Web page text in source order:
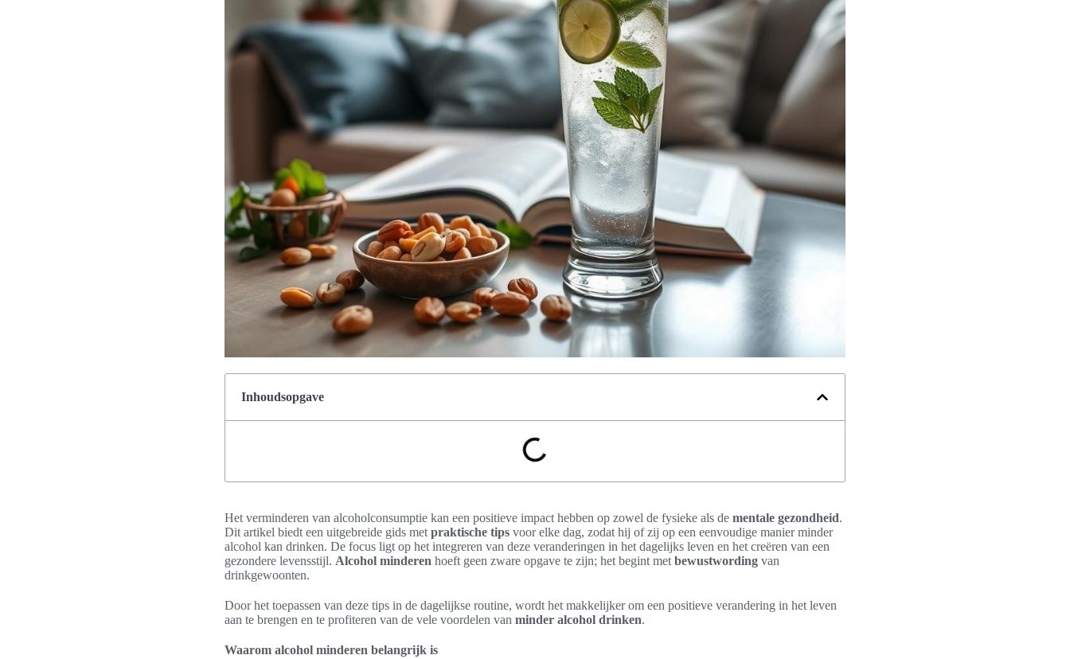
Inhoudsopgave
Het verminderen van alcoholconsumptie kan een positieve impact hebben op zowel de fysieke als de mentale gezondheid.
Dit artikel biedt een uitgebreide gids met praktische tips voor elke dag, zodat hij of zij op een eenvoudige manier minder
alcohol kan drinken. De focus ligt op het integreren van deze veranderingen in het dagelijks leven en het creëren van een
gezondere levensstijl. Alcohol minderen hoeft geen zware opgave te zijn; het begint met bewustwording van
drinkgewoonten.
Door het toepassen van deze tips in de dagelijkse routine, wordt het makkelijker om een positieve verandering in het leven
aan te brengen en te profiteren van de vele voordelen van minder alcohol drinken.
Waarom alcohol minderen belangrijk is